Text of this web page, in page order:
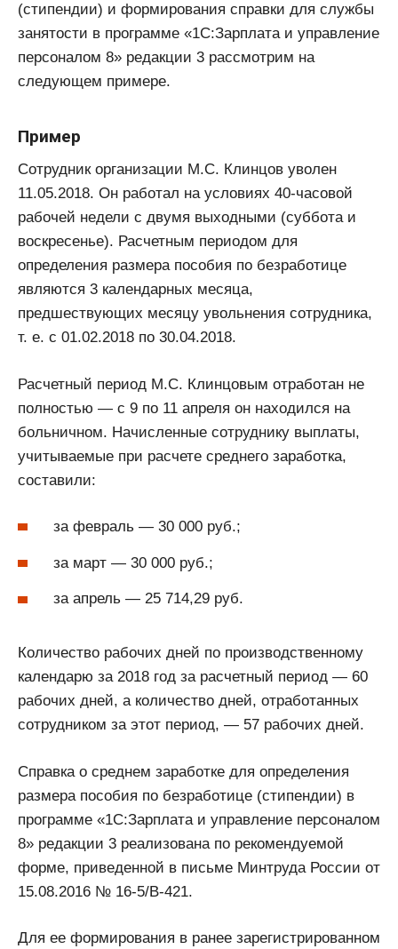
(стипендии) и формирования справки для службы
занятости в программе «1С:Зарплата и управление
персоналом 8» редакции 3 рассмотрим на
следующем примере.
Пример
Сотрудник организации М.С. Клинцов уволен
11.05.2018. Он работал на условиях 40-часовой
рабочей недели с двумя выходными (суббота и
воскресенье). Расчетным периодом для
определения размера пособия по безработице
являются 3 календарных месяца,
предшествующих месяцу увольнения сотрудника,
т. е. с 01.02.2018 по 30.04.2018.
Расчетный период М.С. Клинцовым отработан не
полностью — с 9 по 11 апреля он находился на
больничном. Начисленные сотруднику выплаты,
учитываемые при расчете среднего заработка,
составили:
за февраль — 30 000 руб.;
за март — 30 000 руб.;
за апрель — 25 714,29 руб.
Количество рабочих дней по производственному
календарю за 2018 год за расчетный период — 60
рабочих дней, а количество дней, отработанных
сотрудником за этот период, — 57 рабочих дней.
Справка о среднем заработке для определения
размера пособия по безработице (стипендии) в
программе «1С:Зарплата и управление персоналом
8» редакции 3 реализована по рекомендуемой
форме, приведенной в письме Минтруда России от
15.08.2016 № 16-5/В-421.
Для ее формирования в ранее зарегистрированном